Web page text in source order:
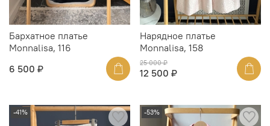
Бархатное платье
Monnalisa, 116
6 500 ₽
Нарядное платье
Monnalisa, 158
25 000 ₽
12 500 ₽
-41% -53%